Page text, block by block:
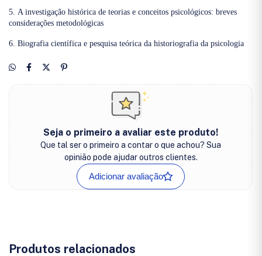
5. A investigação histórica de teorias e conceitos psicológicos: breves
considerações metodológicas
6. Biografia científica e pesquisa teórica da historiografia da psicologia
Seja o primeiro a avaliar este produto!
Que tal ser o primeiro a contar o que achou? Sua
opinião pode ajudar outros clientes.
Adicionar avaliação
Produtos relacionados